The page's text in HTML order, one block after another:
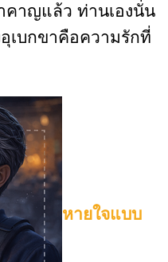
คาญแล้ว ท่านเองนั่น
เบกขาคือความรักที่
หายใจแบบ